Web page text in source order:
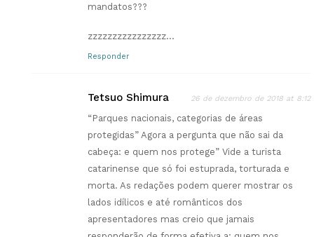
mandatos???
zzzzzzzzzzzzzzzz…
Responder
Tetsuo Shimura 26 de dezembro de 2018 at 8:12
“Parques nacionais, categorias de áreas
protegidas” Agora a pergunta que não sai da
cabeça: e quem nos protege” Vide a turista
catarinense que só foi estuprada, torturada e
morta. As redações podem querer mostrar os
lados idílicos e até românticos dos
apresentadores mas creio que jamais